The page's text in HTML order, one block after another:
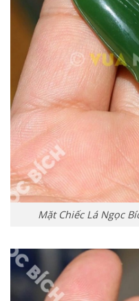
Mặt Chiếc Lá Ngọc